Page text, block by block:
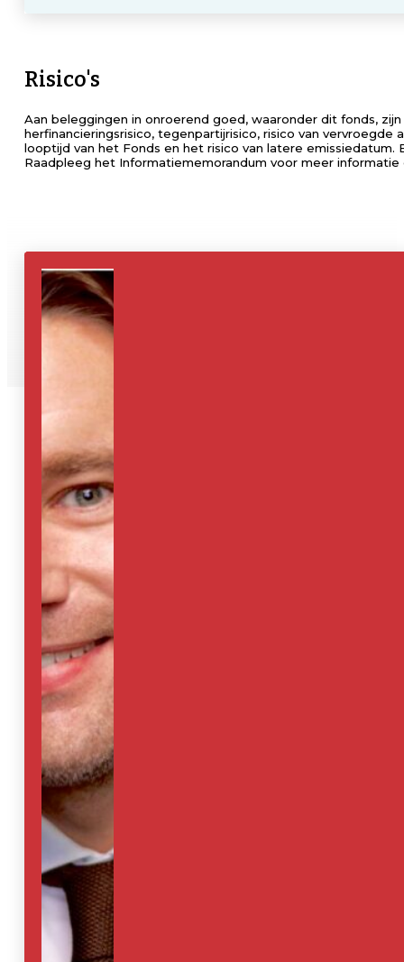
Risico's
Aan beleggingen in onroerend goed, waaronder dit fonds,
herfinancieringsrisico, tegenpartijrisico, risico van vervroegde
looptijd van het Fonds en het risico van latere
Raadpleeg het Informatiememorandum voor meer informatie